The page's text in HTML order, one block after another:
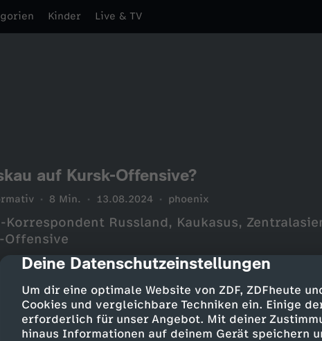
cmp-dialog-description
Deine Datenschutzeinstellungen
Um dir eine optimale Website von ZDF, ZDFheute
Cookies und vergleichbare Techniken ein. Einige
erforderlich für unser Angebot. Mit deiner
hinaus Informationen auf deinem Gerät speichern
Kinder Live & TV
auf Kursk-Offensive?
8 Min. 13.08.2024 phoenix
Korrespondent Russland, Kaukasus,
Offensive